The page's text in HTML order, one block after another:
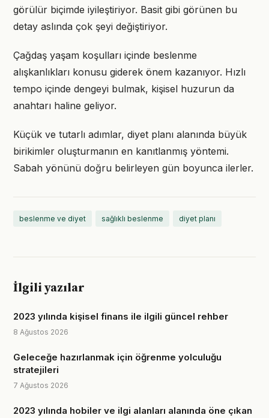
görülür biçimde iyileştiriyor. Basit gibi görünen bu
detay aslında çok şeyi değiştiriyor.
Çağdaş yaşam koşulları içinde beslenme
alışkanlıkları konusu giderek önem kazanıyor. Hızlı
tempo içinde dengeyi bulmak, kişisel huzurun da
anahtarı haline geliyor.
Küçük ve tutarlı adımlar, diyet planı alanında büyük
birikimler oluşturmanın en kanıtlanmış yöntemi.
Sabah yönünü doğru belirleyen gün boyunca ilerler.
beslenme ve diyet sağlıklı beslenme diyet planı
İlgili yazılar
2023 yılında kişisel finans ile ilgili güncel rehber
8 Ağustos 2026
Geleceğe hazırlanmak için öğrenme yolculuğu
stratejileri
7 Ağustos 2026
2023 yılında hobiler ve ilgi alanları alanında öne çıkan